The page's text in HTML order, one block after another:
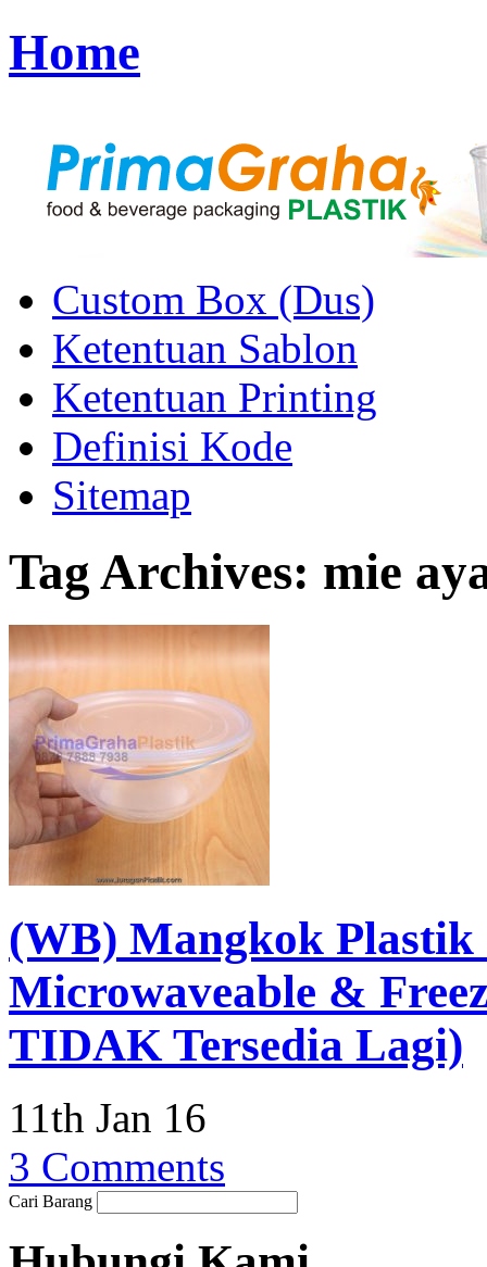
Home
Custom Box (Dus)
Ketentuan Sablon
Ketentuan Printing
Definisi Kode
Sitemap
Tag Archives: mie
(WB) Mangkok
Microwaveable &
TIDAK Tersedia Lagi)
11th Jan 16
3 Comments
Cari Barang